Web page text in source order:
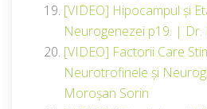
[VIDEO] Hipocampul și
Neurogenezei p19. |
[VIDEO] Factorii Care
Neurotrofinele și
Moroșan Sorin